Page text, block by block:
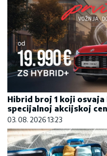
Hibrid broj 1 koji osvaja
specijalnoj akcijskoj
03. 08. 2026 13:23